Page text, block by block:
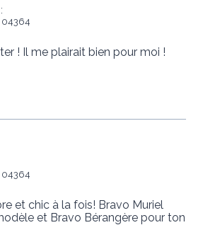
04364
! Il me plairait bien pour moi !
04364
et chic à la fois! Bravo Muriel
et Bravo Bérangère pour ton